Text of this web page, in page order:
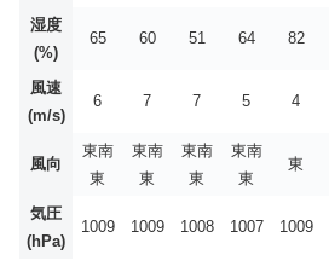
湿度
(%)
65 60 51 64 82
風速
(m/s)
6 7 7 5 4
風向
東南
東
東南
東
東南
東
東南
東
東
気圧
(hPa)
1009 1009 1008 1007 1009